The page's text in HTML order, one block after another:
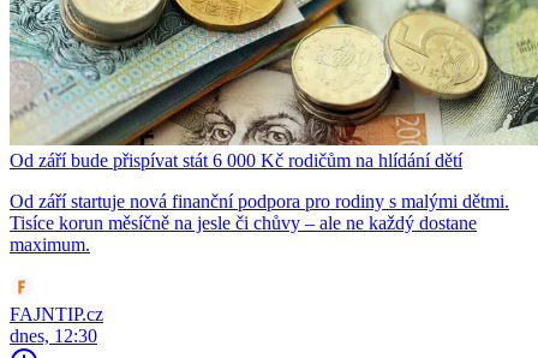
Od září bude přispívat stát 6 000 Kč rodičům na hlídání dětí
Od září startuje nová finanční podpora pro rodiny s malými dětmi.
Tisíce korun měsíčně na jesle či chůvy – ale ne každý dostane
maximum.
FAJNTIP.cz
dnes, 12:30